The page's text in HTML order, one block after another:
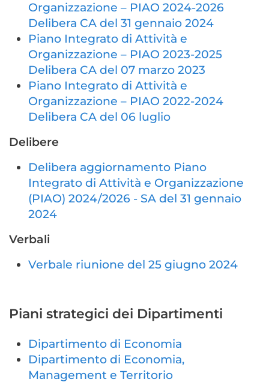
Organizzazione – PIAO 2024-2026
Delibera CA del 31 gennaio 2024
Piano Integrato di Attività e
Organizzazione – PIAO 2023-2025
Delibera CA del 07 marzo 2023
Piano Integrato di Attività e
Organizzazione – PIAO 2022-2024
Delibera CA del 06 luglio
Delibere
Delibera aggiornamento Piano
Integrato di Attività e Organizzazione
(PIAO) 2024/2026 - SA del 31 gennaio
2024
Verbali
Verbale riunione del 25 giugno 2024
Piani strategici dei Dipartimenti
Dipartimento di Economia
Dipartimento di Economia,
Management e Territorio